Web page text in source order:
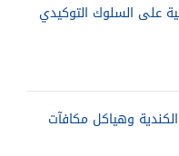
على السلوك التوكيدي
وهياكل مكافآت